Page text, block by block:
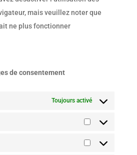
mais veuillez noter que
ne plus fonctionner
de consentement
Toujours activé
Préférences
Statistiques